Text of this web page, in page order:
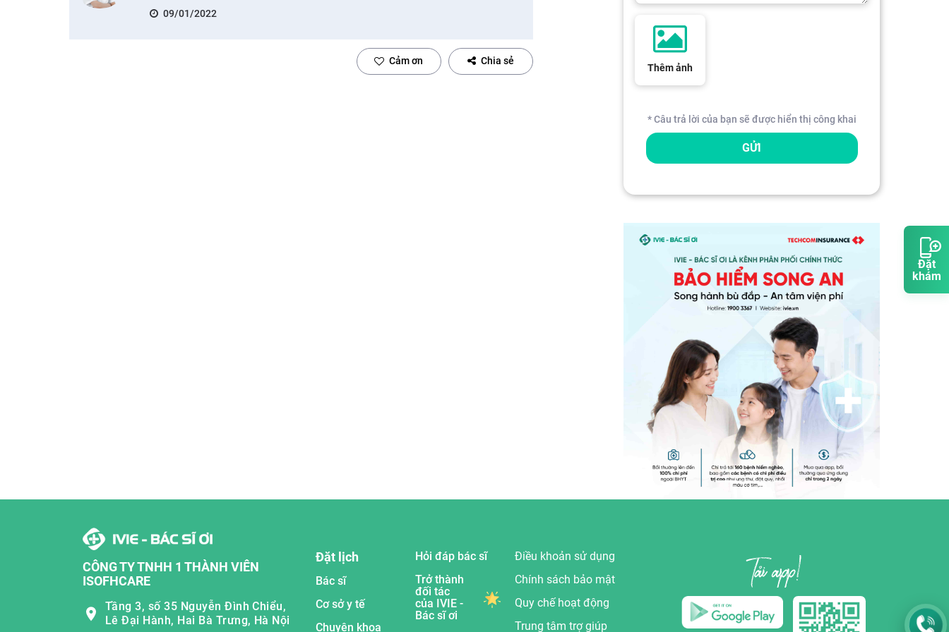
Đặt
khám
09/01/2022
Cảm ơn Chia sẻ
Thêm ảnh
* Câu trả lời của bạn sẽ được hiển thị công khai
GỬI
CÔNG TY TNHH 1 THÀNH VIÊN
ISOFHCARE
Tầng 3, số 35 Nguyễn Đình Chiểu,
Lê Đại Hành, Hai Bà Trưng, Hà Nội
Đặt lịch
Bác sĩ
Cơ sở y tế
Chuyên khoa
Hỏi đáp bác sĩ
Trở thành
đối tác
của IVIE -
Bác sĩ ơi
Điều khoản sử dụng
Chính sách bảo mật
Quy chế hoạt động
Trung tâm trợ giúp